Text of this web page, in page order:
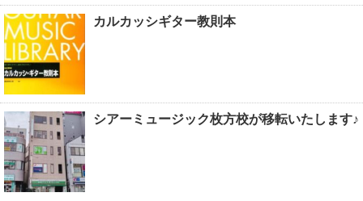
カルカッシギター教則本
シアーミュージック枚方校が移転いたします♪